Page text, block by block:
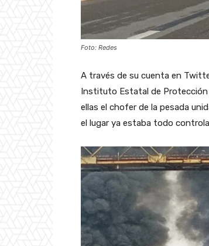
Foto: Redes
A través de su cuenta en
Instituto Estatal de Protección
ellas el chofer de la pesada
el lugar ya estaba todo